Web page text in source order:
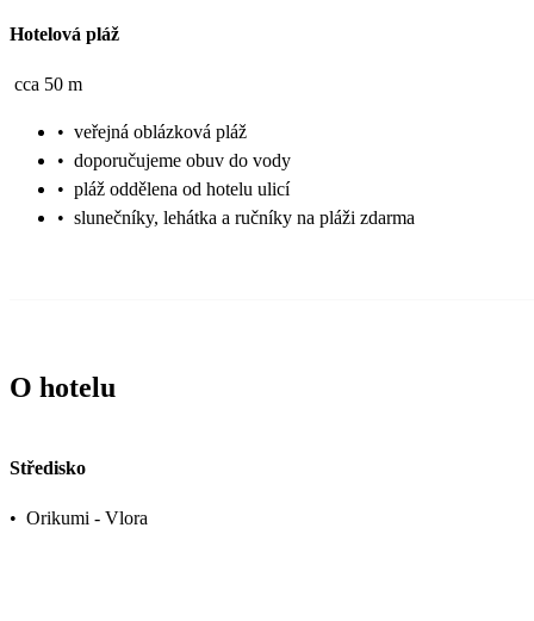
Hotelová pláž
cca 50 m
• veřejná oblázková pláž
• doporučujeme obuv do vody
• pláž oddělena od hotelu ulicí
• slunečníky, lehátka a ručníky na pláži zdarma
O hotelu
Středisko
• Orikumi - Vlora